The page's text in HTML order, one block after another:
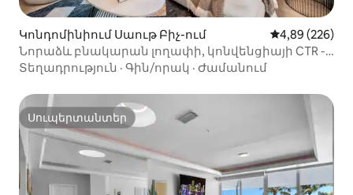
Կոնդոմինիում Սաութ Բիչ-ում Միջին
4,89 (226)
Նորաձև բնակարան լողափի, կոնվենցիայի CTR -
ի և բալետի հարևանությամբ
Տեղադրություն · Գին/որակ · Ժամանում
Սուպերտանտեր
Սուպերտանտեր